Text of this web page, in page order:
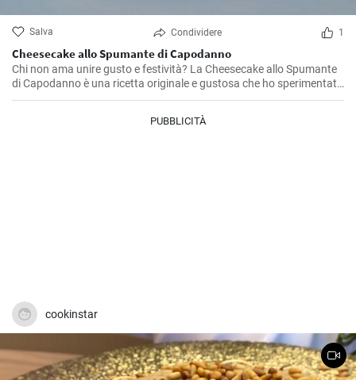
Salva Condividere 1
Cheesecake allo Spumante di Capodanno
Chi non ama unire gusto e festività? La Cheesecake allo Spumante
di Capodanno è una ricetta originale e gustosa che ho sperimentato
in un momento di pura ispirazione culinaria. L'accostamento tra la
sorrisi inaspettati a fine cena. Una vera festa per il palato, fresca e
PUBBLICITÀ
cookinstar